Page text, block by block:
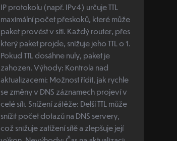
IP protokolu (např. IPv4) určuje TTL
maximální počet přeskoků, které může
paket provést v síti. Každý router, přes
který paket projde, snižuje jeho TTL o 1.
Pokud TTL dosáhne nuly, paket je
zahozen. Výhody: Kontrola nad
aktualizacemi: Možnost řídit, jak rychle
se změny v DNS záznamech projeví v
celé síti. Snížení zátěže: Delší TTL může
snížit počet dotazů na DNS servery,
což snižuje zatížení sítě a zlepšuje její